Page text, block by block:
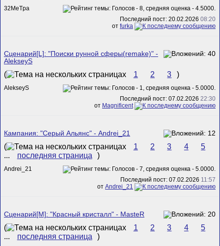
32MeTpa
Последний пост: 20.02.2026 08:20
от furka
Сценарий[L]: "Поиски рунной сферы(remake)" -
AlekseyS
( 1 2 3 )
AlekseyS
Последний пост: 07.02.2026 22:30
от Magnificent
Кампания: "Серый Альянс" - Andrei_21
( 1 2 3 4
5
...
последняя страница )
Andrei_21
Последний пост: 07.02.2026 11:57
от Andrei_21
Сценарий[M]: "Красный кристалл" - MasteR
( 1 2 3 4
5
...
последняя страница )